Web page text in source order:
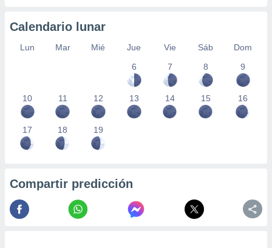
Calendario lunar
Lun Mar Mié Jue Vie Sáb
Dom
6
7 8 9
10 11 12 13 14 15 16
17 18 19
Compartir predicción